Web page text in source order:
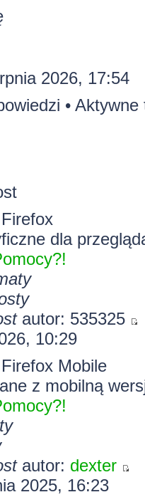
2026, 17:54
• Aktywne
dla
autor: 535325
10:29
Mobile
z mobilną
autor: dexter
2025, 16:23